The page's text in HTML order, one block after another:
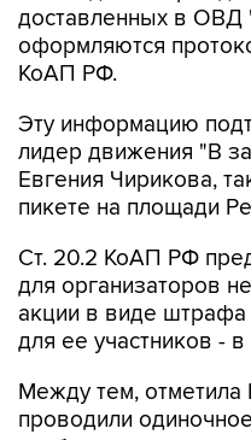
КоАП РФ.
Эту информацию
Евгения Чирикова,
пикете на площади
Ст. 20.2 КоАП РФ
акции в виде
для ее участников -
Между тем, отметила
требующее
задержание было